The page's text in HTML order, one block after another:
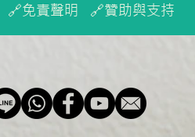
🔗免責聲明 🔗贊助與支持